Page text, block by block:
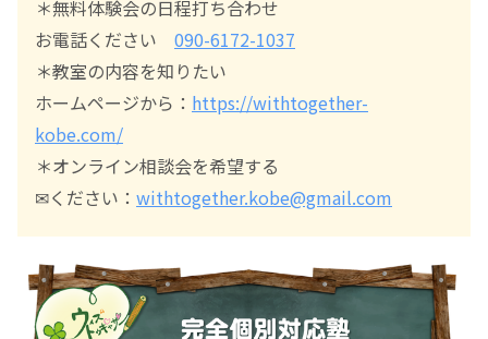
＊無料体験会の日程打ち合わせ
お電話ください 090-6172-1037
＊教室の内容を知りたい
ホームページから： https://withtogether-
kobe.com/
＊オンライン相談会を希望する
✉ください： withtogether.kobe@gmail.com